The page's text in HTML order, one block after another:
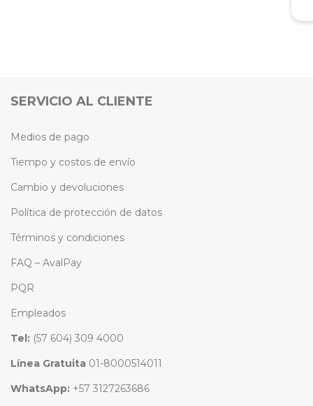
SERVICIO AL CLIENTE
Medios de pago
Tiempo y costos de envío
Cambio y devoluciones
Política de protección de datos
Términos y condiciones
FAQ – AvalPay
PQR
Empleados
Tel: (57 604) 309 4000
Línea Gratuita 01-8000514011
WhatsApp: +57 3127263686